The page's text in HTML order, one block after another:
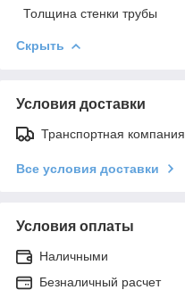
Толщина стенки трубы
Скрыть
Условия доставки
Транспортная компания
Все условия доставки
Условия оплаты
Наличными
Безналичный расчет